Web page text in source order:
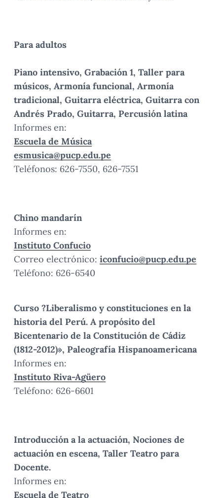
Para adultos
Piano intensivo, Grabación 1, Taller para
músicos, Armonía funcional, Armonía
tradicional, Guitarra eléctrica, Guitarra con
Andrés Prado, Guitarra, Percusión latina
Informes en:
Escuela de Música
esmusica@pucp.edu.pe
Teléfonos: 626-7550, 626-7551
Chino mandarín
Informes en:
Instituto Confucio
Correo electrónico: iconfucio@pucp.edu.pe
Teléfono: 626-6540
Curso ?Liberalismo y constituciones en la
historia del Perú. A propósito del
Bicentenario de la Constitución de Cádiz
(1812-2012)», Paleografía Hispanoamericana
Informes en:
Instituto Riva-Agüero
Teléfono: 626-6601
Introducción a la actuación, Nociones de
actuación en escena, Taller Teatro para
Docente.
Informes en:
Escuela de Teatro